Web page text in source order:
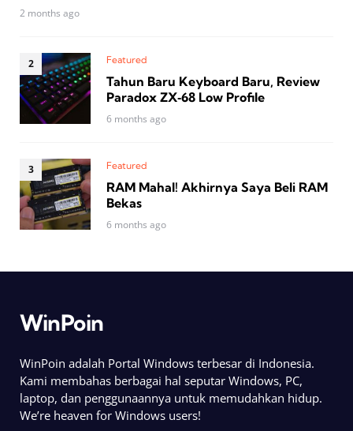
2 months ago
Featured
Tahun Baru Keyboard Baru, Review
Paradox ZX‑68 Low Profile
6 months ago
Featured
RAM Mahal! Akhirnya Saya Beli RAM
Bekas
6 months ago
WinPoin
WinPoin adalah Portal Windows terbesar di Indonesia.
Kami membahas berbagai hal seputar Windows, PC,
laptop, dan penggunaannya untuk memudahkan hidup.
We’re heaven for Windows users!